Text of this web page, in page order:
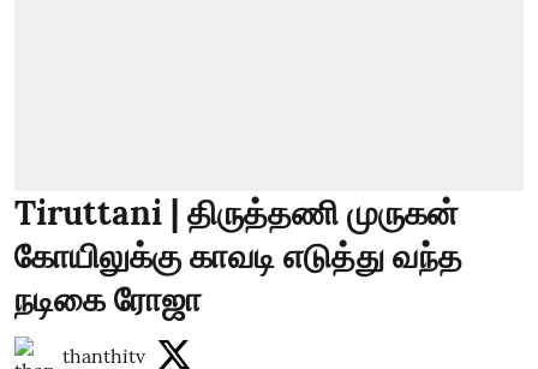
Tiruttani | திருத்தணி முருகன்
கோயிலுக்கு காவடி எடுத்து வந்த
நடிகை ரோஜா
thanthitv